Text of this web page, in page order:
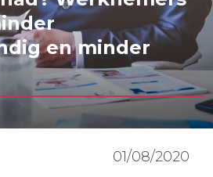
en minder
01/08/2020